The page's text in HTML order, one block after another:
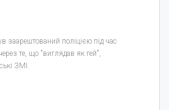
заарештований поліцією під час
те, що "виглядав як гей",
ЗМІ.